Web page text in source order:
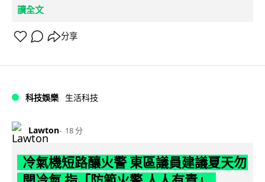
讀全文
分享
科技娛樂 生活科技
Lawton 18 分
冷氣機短路釀火警 東區議員建議夏天勿